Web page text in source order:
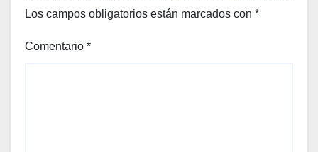
Los campos obligatorios están marcados con *
Comentario *